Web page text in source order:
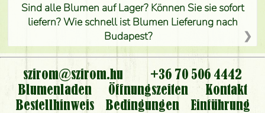
Sind alle Blumen auf Lager? Können Sie sie sofort
liefern? Wie schnell ist Blumen Lieferung nach
Budapest?
Ist der Blumenladen non stop geöffnet?
Kann ich den bestellten Blumenstrauß persönlich
nehmen oder nur per Blumenversand?
szirom@szirom.hu
+36 70 506 4442
Blumenladen
Öffnungszeiten
Kontakt
Bestellhinweis
Bedingungen
Einführung